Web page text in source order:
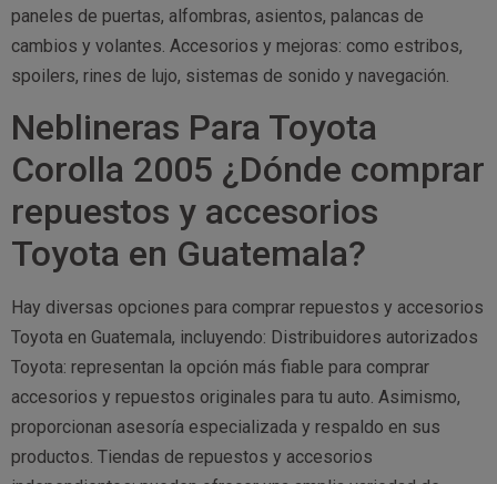
paneles de puertas, alfombras, asientos, palancas de
cambios y volantes. Accesorios y mejoras: como estribos,
spoilers, rines de lujo, sistemas de sonido y navegación.
Neblineras Para Toyota
Corolla 2005 ¿Dónde comprar
repuestos y accesorios
Toyota en Guatemala?
Hay diversas opciones para comprar repuestos y accesorios
Toyota en Guatemala, incluyendo: Distribuidores autorizados
Toyota: representan la opción más fiable para comprar
accesorios y repuestos originales para tu auto. Asimismo,
proporcionan asesoría especializada y respaldo en sus
productos. Tiendas de repuestos y accesorios